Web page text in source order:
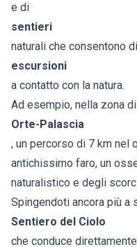
e di
sentieri
naturali che consentono
escursioni
a contatto con la natura.
Ad esempio, nella zona
Orte-Palascia
, un percorso di 7 km nel
antichissimo faro, un
naturalistico e degli
Spingendoti ancora più a
Sentiero del Ciolo
che conduce